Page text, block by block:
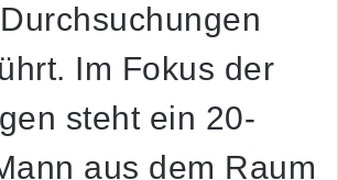
Im Fokus der
steht ein 20-
aus dem Raum